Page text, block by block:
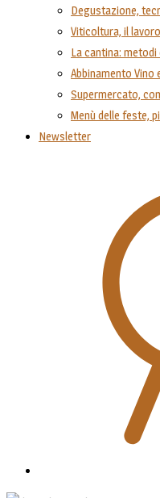
Degustazione,
Viticoltura, il
La cantina:
Abbinamento Vino
Supermercato,
Menù delle feste,
Newsletter